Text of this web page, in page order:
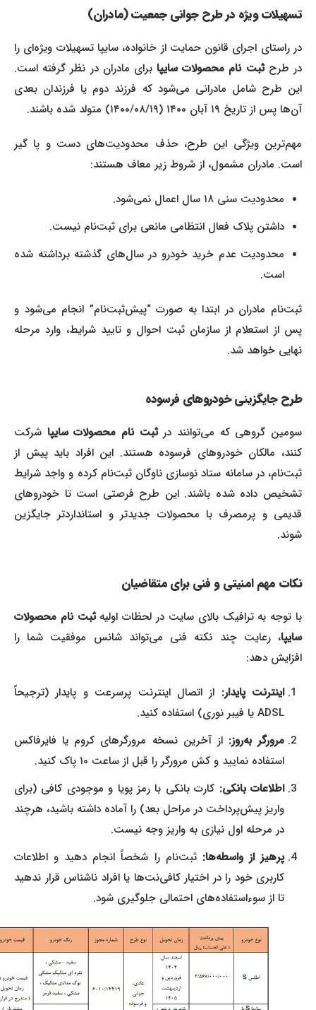
تسهیلات ویژه در طرح جوانی جمعیت (مادران)
در راستای اجرای قانون حمایت از خانواده، سایپا تسهیلات ویژه‌ای را
در طرحثبت نام محصولات سایپابرای مادران در نظر گرفته است.
این طرح شامل مادرانی می‌شود که فرزند دوم یا فرزندان بعدی
آن‌ها پس از تاریخ ۱۹ آبان ۱۴۰۰ (۱۴۰۰/۰۸/۱۹) متولد شده باشند.
مهم‌ترین ویژگی این طرح، حذف محدودیت‌های دست و پا گیر
است. مادران مشمول، از شروط زیر معاف هستند:
محدودیت سنی ۱۸ سال اعمال نمی‌شود.
داشتن پلاک فعال انتظامی مانعی برای ثبت‌نام نیست.
محدودیت عدم خرید خودرو در سال‌های گذشته برداشته شده
است.
ثبت‌نام مادران در ابتدا به صورت “پیش‌ثبت‌نام” انجام می‌شود و
پس از استعلام از سازمان ثبت احوال و تایید شرایط، وارد مرحله
نهایی خواهد شد.
طرح جایگزینی خودروهای فرسوده
سومین گروهی که می‌توانند در ثبت نام محصولات سایپاشرکت
کنند، مالکان خودروهای فرسوده هستند. این افراد باید پیش از
ثبت‌نام، در سامانه ستاد نوسازی ناوگان ثبت‌نام کرده و واجد شرایط
تشخیص داده شده باشند. این طرح فرصتی است تا خودروهای
قدیمی و پرمصرف با محصولات جدیدتر و استانداردتر جایگزین
شوند.
نکات مهم امنیتی و فنی برای متقاضیان
با توجه به ترافیک بالای سایت در لحظات اولیهثبت نام محصولات
سایپا، رعایت چند نکته فنی می‌تواند شانس موفقیت شما را
افزایش دهد:
اینترنت پایدار:از اتصال اینترنت پرسرعت و پایدار (ترجیحاً
ADSL یا فیبر نوری) استفاده کنید.
مرورگر به‌روز:از آخرین نسخه مرورگرهای کروم یا فایرفاکس
استفاده نمایید و کش مرورگر را قبل از ساعت ۱۰ پاک کنید.
اطلاعات بانکی:کارت بانکی با رمز پویا و موجودی کافی (برای
واریز پیش‌پرداخت در مراحل بعد) را آماده داشته باشید، هرچند
در مرحله اول نیازی به واریز وجه نیست.
پرهیز از واسطه‌ها:ثبت‌نام را شخصاً انجام دهید و اطلاعات
کاربری خود را در اختیار کافی‌نت‌ها یا افراد ناشناس قرار ندهید
تا از سوءاستفاده‌های احتمالی جلوگیری شود.